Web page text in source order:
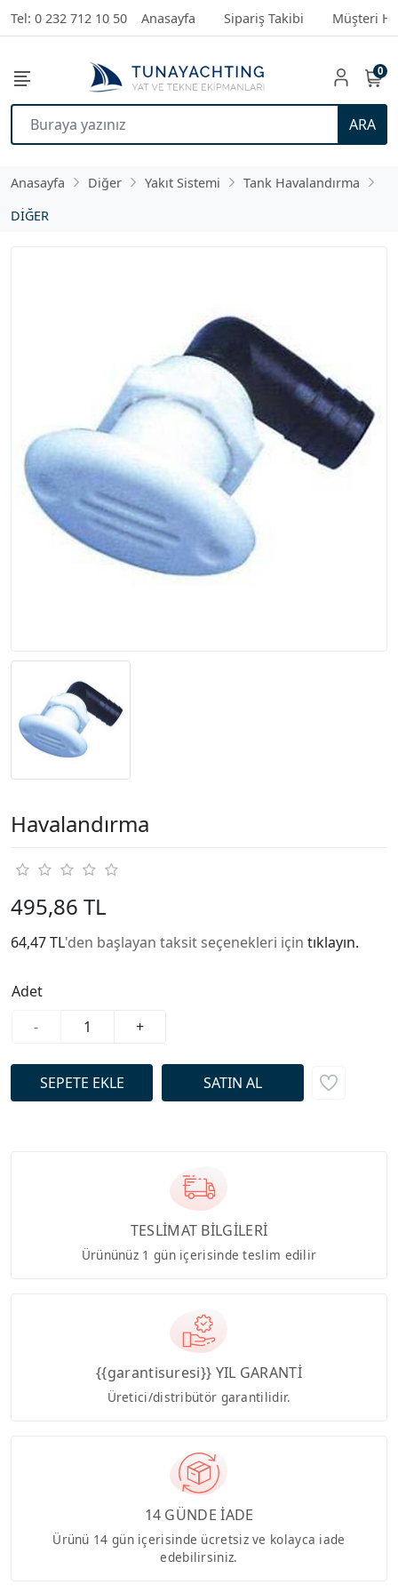
Tel: 0 232 712 10 50 Anasayfa Sipariş Takibi Müşteri
ARA
0
Anasayfa Diğer Yakıt Sistemi
Tank Havalandırma
DİĞER
Havalandırma
495,86 TL
64,47 TL'den başlayan taksit seçenekleri için tıklayın.
Adet
-
+
TESLİMAT BİLGİLERİ
Ürününüz 1 gün içerisinde teslim edilir
{{garantisuresi}} YIL GARANTİ
Üretici/distribütör garantilidir.
14 GÜNDE İADE
Ürünü 14 gün içerisinde ücretsiz ve kolayca iade
edebilirsiniz.